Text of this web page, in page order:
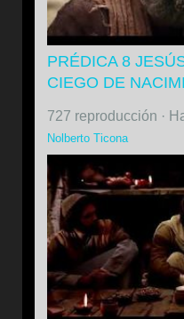
PRÉDICA 8
CIEGO DE
727 reproducción ·
Nolberto Ticona